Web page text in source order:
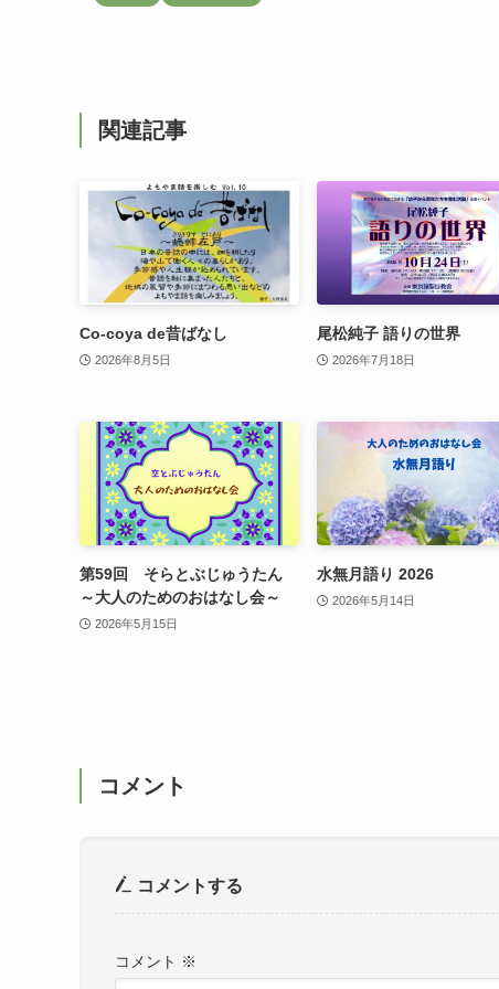
関連記事
Co-coya de昔ばなし
2026年8月5日
尾松純子 語りの世界
2026年7月18日
第59回 そらとぶじゅうたん
～大人のためのおはなし会～
2026年5月15日
水無月語り 2026
2026年5月14日
コメント
コメントする
コメント ※